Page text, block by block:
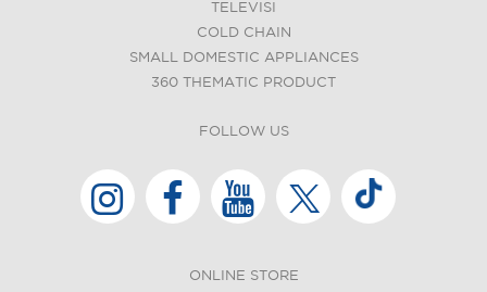
TELEVISI
COLD CHAIN
SMALL DOMESTIC APPLIANCES
360 THEMATIC PRODUCT
FOLLOW US
ONLINE STORE